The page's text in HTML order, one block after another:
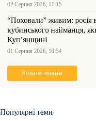
02 Серпня 2026, 11:15
“Поховали” живим: росія
кубинського найманця,
Куп’янщині
01 Серпня 2026, 10:54
Більше новин
Популярні теми